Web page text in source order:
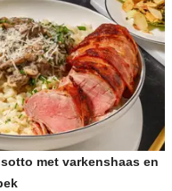
met varkenshaas en